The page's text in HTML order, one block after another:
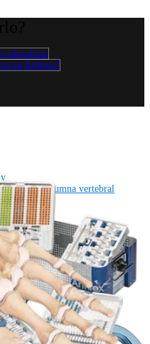
educativas
en Arthrex?
Columna vertebral
y tobilloCaderaOrtobiológicos
Imagen y resección